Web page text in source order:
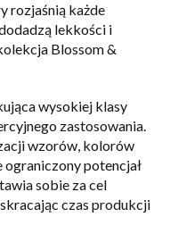
rozjaśnią każde
lekkości i
Blossom &
wysokiej klasy
zastosowania.
wzorów, kolorów
ograniczony potencjał
sobie za cel
czas produkcji